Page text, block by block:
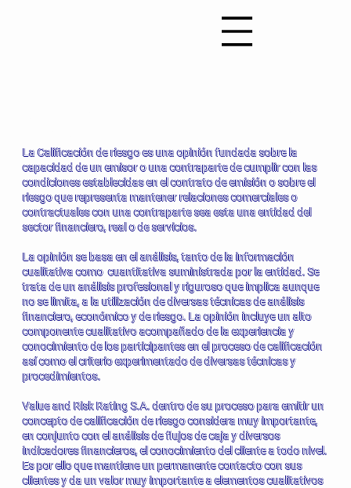
La Calificación de riesgo es una opinión fundada sobre la
capacidad de un emisor o una contraparte de cumplir con las
condiciones establecidas en el contrato de emisión o sobre el
riesgo que representa mantener relaciones comerciales o
contractuales con una contraparte sea esta una entidad del
sector financiero, real o de servicios.
La opinión se basa en el análisis, tanto de la información
cualitativa como cuantitativa suministrada por la entidad. Se
trata de un análisis profesional y riguroso que implica aunque
no se limita, a la utilización de diversas técnicas de análisis
financiero, económico y de riesgo. La opinión incluye un alto
componente cualitativo acompañado de la experiencia y
conocimiento de los participantes en el proceso de calificación
así como el criterio experimentado de diversas técnicas y
procedimientos.
Value and Risk Rating S.A. dentro de su proceso para emitir un
concepto de calificación de riesgo considera muy importante,
en conjunto con el análisis de flujos de caja y diversos
indicadores financieros, el conocimiento del cliente a todo nivel.
Es por ello que mantiene un permanente contacto con sus
clientes y da un valor muy importante a elementos cualitativos